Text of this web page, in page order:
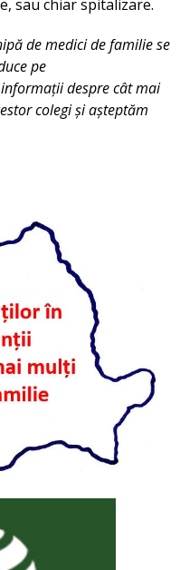
sau chiar spitalizare.
de medici de familie se
pe
informații despre cât mai
colegi și așteptăm